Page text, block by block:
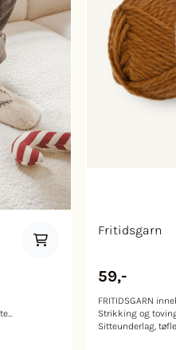
Fritidsgarn
59,-
FRITIDSGARN
Strikking og
Sitteunderlag,